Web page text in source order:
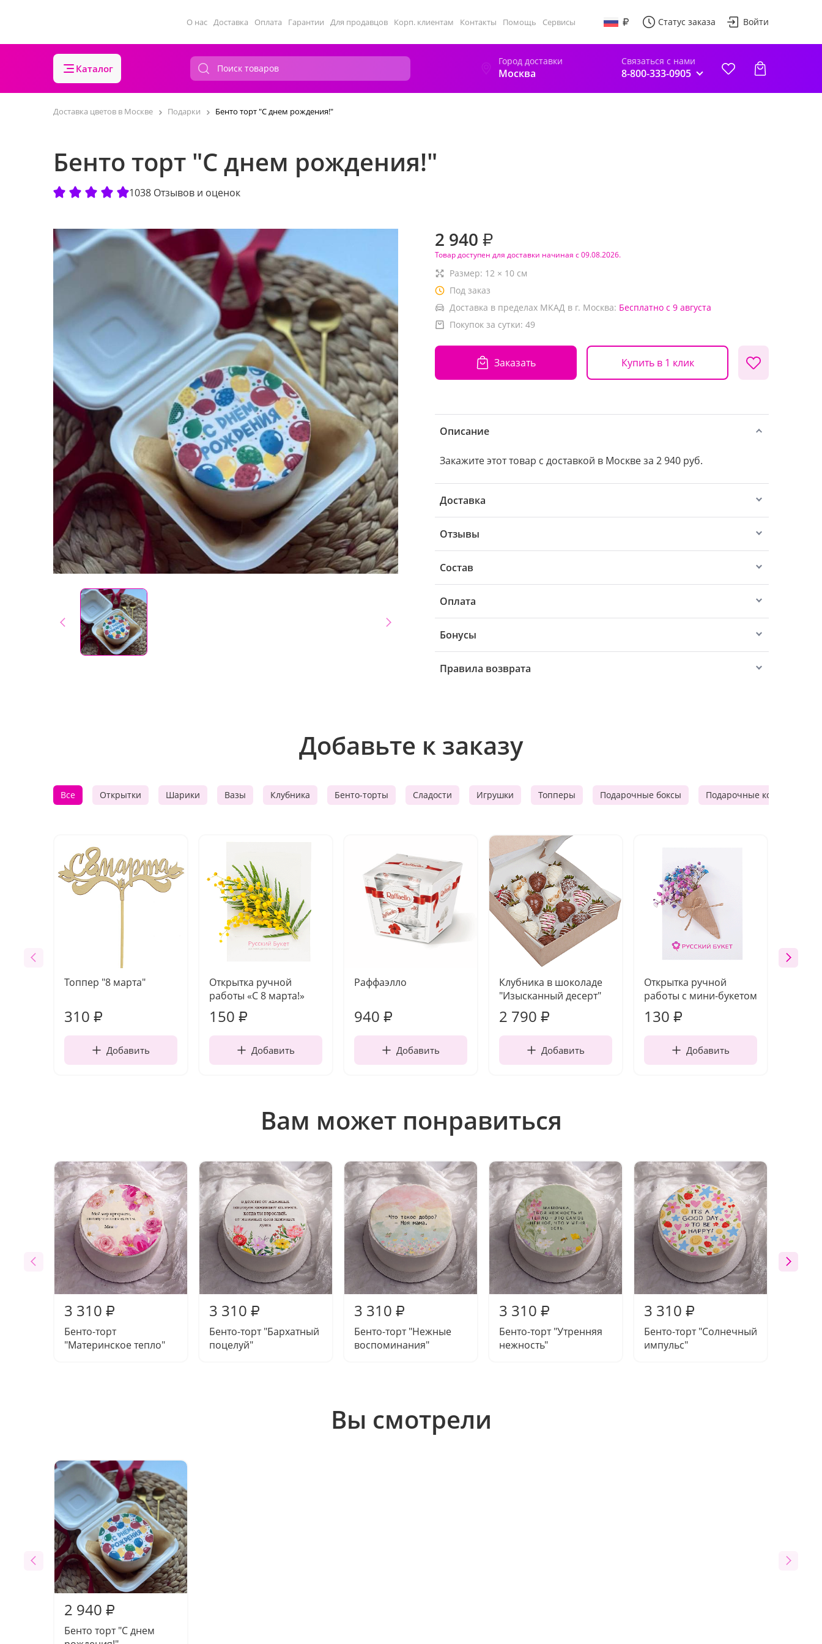
О нас Доставка Оплата Гарантии Для продавцов Корп. клиентам Контакты Помощь Сервисы Статус заказа Войти
Каталог
Город доставки
Москва
Связаться с нами
8-800-333-0905
Доставка цветов в Москве Подарки Бенто торт "С днем рождения!"
Бенто торт "С днем рождения!"
1038 Отзывов и оценок
2 940 ₽
Товар доступен для доставки начиная с 09.08.2026.
Размер: 12 × 10 см
Под заказ
Доставка в пределах МКАД в г. Москва: Бесплатно с 9 августа
Покупок за сутки: 49
Заказать Купить в 1 клик
Описание
Закажите этот товар с доставкой в Москве за 2 940 руб.
Доставка
Отзывы
Состав
Оплата
Бонусы
Правила возврата
Добавьте к заказу
Все Открытки Шарики Вазы Клубника Бенто-торты Сладости Игрушки Топперы Подарочные боксы Подарочные корзины
Топпер "8 марта"
310 ₽
Добавить
Открытка ручной
работы «С 8 марта!»
150 ₽
Добавить
Раффаэлло
940 ₽
Добавить
Клубника в шоколаде
"Изысканный десерт"
2 790 ₽
Добавить
Открытка ручной
работы с мини-букетом
130 ₽
Добавить
Вам может понравиться
3 310 ₽
Бенто-торт
"Материнское тепло"
3 310 ₽
Бенто-торт "Бархатный
поцелуй"
3 310 ₽
Бенто-торт "Нежные
воспоминания"
3 310 ₽
Бенто-торт "Утренняя
нежность"
3 310 ₽
Бенто-торт "Солнечный
импульс"
Вы смотрели
2 940 ₽
Бенто торт "С днем